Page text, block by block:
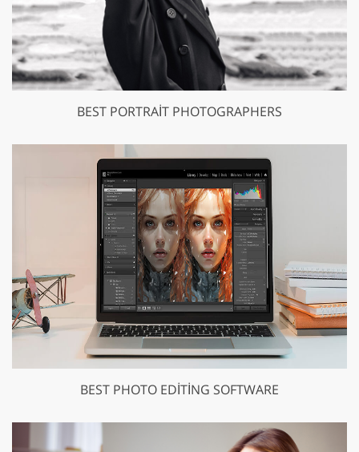
BEST PORTRAIT PHOTOGRAPHERS
BEST PHOTO EDITING SOFTWARE